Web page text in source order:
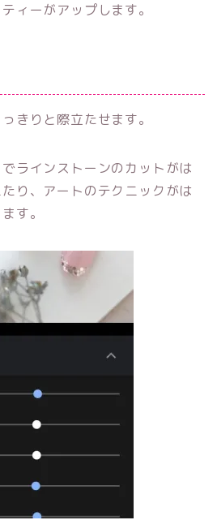
ィーがアップします。
きりと際立たせます。
ラインストーンのカットがは
り、アートのテクニックがは
す。